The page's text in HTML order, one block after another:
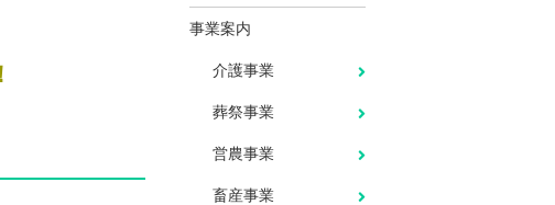
事業案内
介護事業
葬祭事業
営農事業
畜産事業